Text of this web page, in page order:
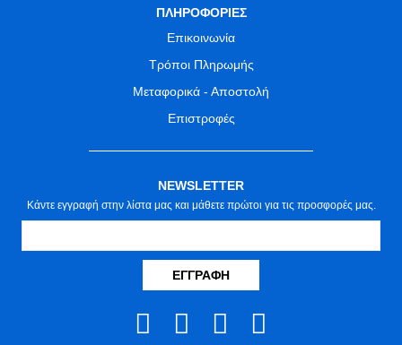
ΠΛΗΡΟΦΟΡΙΕΣ
Επικοινωνία
Τρόποι Πληρωμής
Μεταφορικά - Αποστολή
Επιστροφές
NEWSLETTER
Κάντε εγγραφή στην λίστα μας και μάθετε πρώτοι για τις προσφορές μας.
ΕΓΓΡΑΦΉ